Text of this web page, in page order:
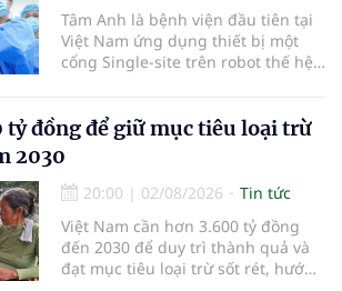
Tâm Anh là bệnh viện đầu tiên tại
Việt Nam ứng dụng thiết bị một
cổng Single-site trên robot thế hệ
tỷ đồng để giữ mục tiêu loại trừ
2030
20:00 | 02/08/2026
Tin tức
Việt Nam cần hơn 3.600 tỷ đồng
đến 2030 để duy trì thành quả và
đạt mục tiêu loại trừ sốt rét, hướng